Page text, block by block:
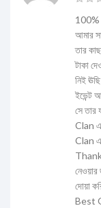
আমার
তার
টাকা
নিই
ইভেন্ট
সে তার
Clan এ
Clan এ
দোয়া
Best